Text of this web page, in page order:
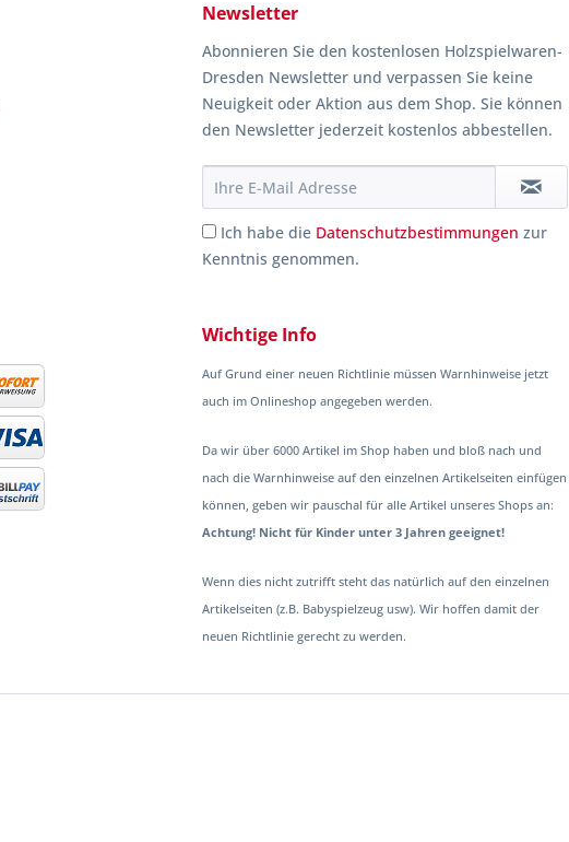
Newsletter
Abonnieren Sie den kostenlosen Holzspielwaren-
Dresden Newsletter und verpassen Sie keine
Neuigkeit oder Aktion aus dem Shop. Sie können
den Newsletter jederzeit kostenlos abbestellen.
Ich habe die Datenschutzbestimmungen zur
Kenntnis genommen.
Wichtige Info
Auf Grund einer neuen Richtlinie müssen Warnhinweise jetzt
auch im Onlineshop angegeben werden.
Da wir über 6000 Artikel im Shop haben und bloß nach und
nach die Warnhinweise auf den einzelnen Artikelseiten einfügen
können, geben wir pauschal für alle Artikel unseres Shops an:
Achtung! Nicht für Kinder unter 3 Jahren geeignet!
Wenn dies nicht zutrifft steht das natürlich auf den einzelnen
Artikelseiten (z.B. Babyspielzeug usw). Wir hoffen damit der
neuen Richtlinie gerecht zu werden.